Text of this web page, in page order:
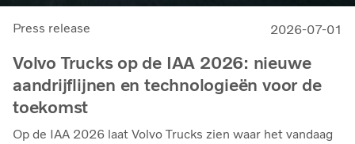
Press release 2026-07-01
Volvo Trucks op de IAA 2026: nieuwe
aandrijflijnen en technologieën voor de
toekomst
Op de IAA 2026 laat Volvo Trucks zien waar het vandaag